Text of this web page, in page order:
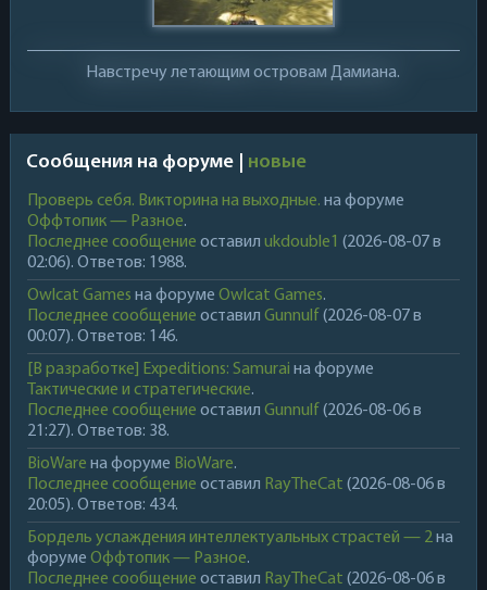
Навстречу летающим островам Дамиана.
Сообщения на форуме | новые
Проверь себя. Викторина на выходные. на форуме
Оффтопик — Разное.
Последнее сообщение оставил ukdouble1 (2026-08-07 в
02:06). Ответов: 1988.
Owlcat Games на форуме Owlcat Games.
Последнее сообщение оставил Gunnulf (2026-08-07 в
00:07). Ответов: 146.
[В разработке] Expeditions: Samurai на форуме
Тактические и стратегические.
Последнее сообщение оставил Gunnulf (2026-08-06 в
21:27). Ответов: 38.
BioWare на форуме BioWare.
Последнее сообщение оставил RayTheCat (2026-08-06 в
20:05). Ответов: 434.
Бордель услаждения интеллектуальных страстей — 2на
форуме Оффтопик — Разное.
Последнее сообщение оставил RayTheCat (2026-08-06 в